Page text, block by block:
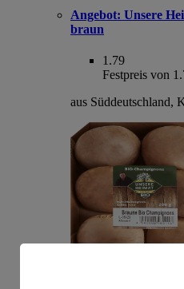
Angebot: Unsere
braun
1.79
Festpreis von
aus Süddeutschland,